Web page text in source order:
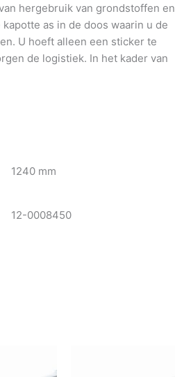
hergebruik van grondstoffen en
as in de doos waarin u de
U hoeft alleen een sticker te
de logistiek. In het kader van
1240 mm
12-0008450